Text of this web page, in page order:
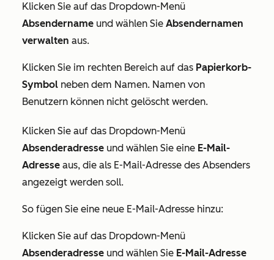
Klicken Sie auf das Dropdown-Menü
Absendername und wählen Sie Absendernamen
verwalten aus.
Klicken Sie im rechten Bereich auf das Papierkorb-
Symbol neben dem Namen. Namen von
Benutzern können nicht gelöscht werden.
Klicken Sie auf das Dropdown-Menü
Absenderadresse und wählen Sie eine E-Mail-
Adresse aus, die als E-Mail-Adresse des Absenders
angezeigt werden soll.
So fügen Sie eine neue E-Mail-Adresse hinzu:
Klicken Sie auf das Dropdown-Menü
Absenderadresse und wählen Sie E-Mail-Adresse